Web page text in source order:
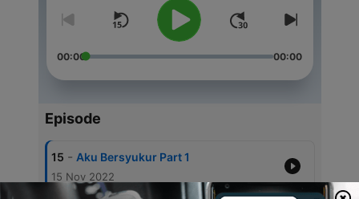
00:00 00:00
Episode
15 - Aku Bersyukur Part 1
15 Nov 2022